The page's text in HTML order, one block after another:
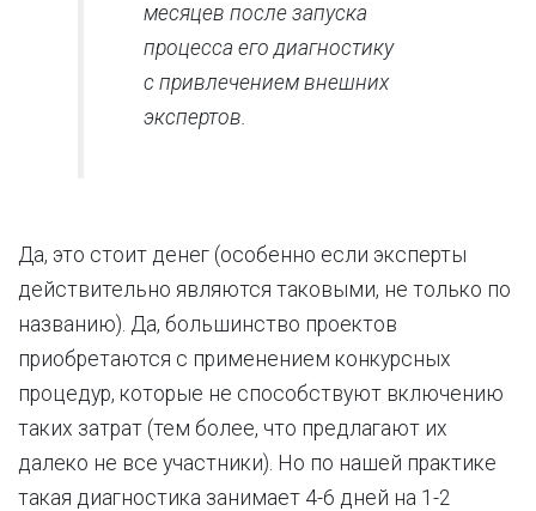
месяцев после запуска
процесса его диагностику
с привлечением внешних
экспертов.
Да, это стоит денег (особенно если эксперты
действительно являются таковыми, не только по
названию). Да, большинство проектов
приобретаются с применением конкурсных
процедур, которые не способствуют включению
таких затрат (тем более, что предлагают их
далеко не все участники). Но по нашей практике
такая диагностика занимает 4-6 дней на 1-2